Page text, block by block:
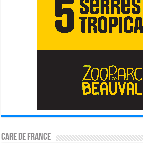
CARE DE FRANCE